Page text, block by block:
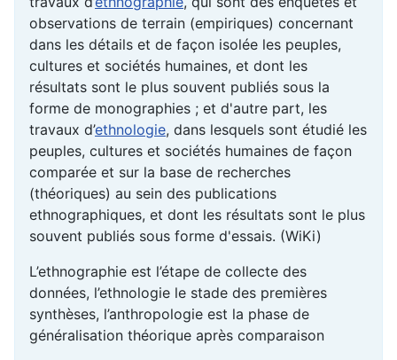
observations de terrain (empiriques) concernant
dans les détails et de façon isolée les peuples,
cultures et sociétés humaines, et dont les
résultats sont le plus souvent publiés sous la
forme de monographies ; et d'autre part, les
travaux d’ethnologie, dans lesquels sont étudié les
peuples, cultures et sociétés humaines de façon
comparée et sur la base de recherches
(théoriques) au sein des publications
ethnographiques, et dont les résultats sont le plus
souvent publiés sous forme d'essais. (WiKi)
L’ethnographie est l’étape de collecte des
données, l’ethnologie le stade des premières
synthèses, l’anthropologie est la phase de
généralisation théorique après comparaison